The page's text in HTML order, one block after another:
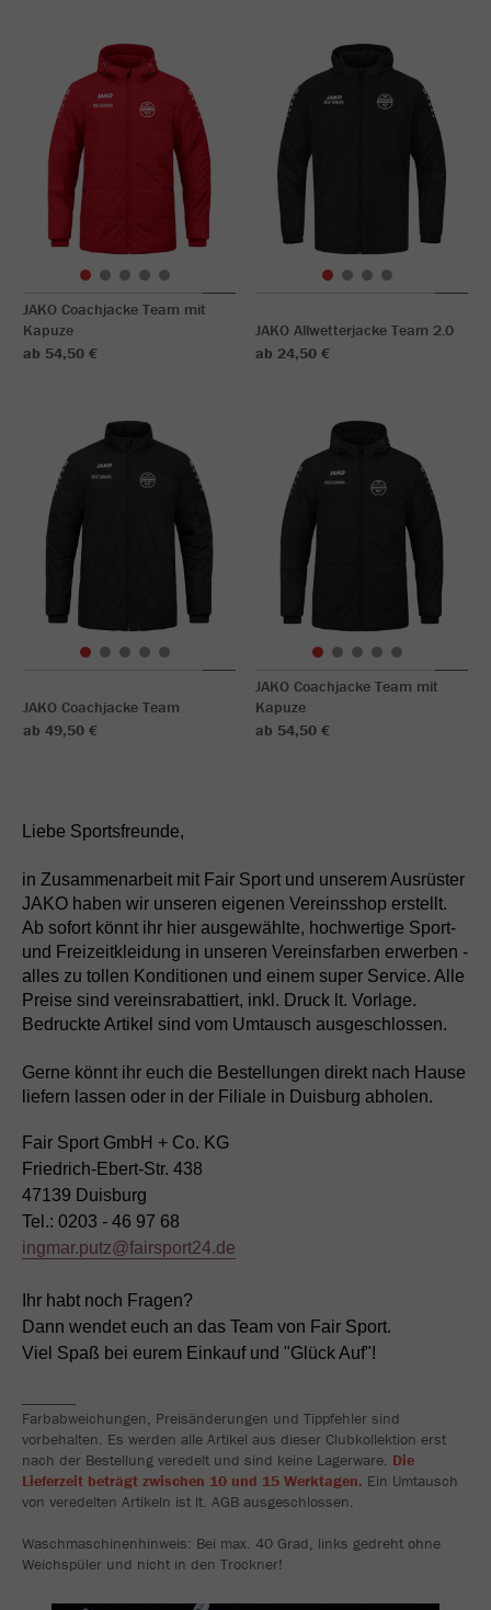
JAKO Coachjacke Team mit
Kapuze
ab 54,50 €
JAKO Allwetterjacke Team 2.0
ab 24,50 €
JAKO Coachjacke Team
ab 49,50 €
JAKO Coachjacke Team mit
Kapuze
ab 54,50 €
Liebe Sportsfreunde,
in Zusammenarbeit mit Fair Sport und unserem Ausrüster
JAKO haben wir unseren eigenen Vereinsshop erstellt.
Ab sofort könnt ihr hier ausgewählte, hochwertige Sport-
und Freizeitkleidung in unseren Vereinsfarben erwerben -
alles zu tollen Konditionen und einem super Service. Alle
Preise sind vereinsrabattiert, inkl. Druck lt. Vorlage.
Bedruckte Artikel sind vom Umtausch ausgeschlossen.
Gerne könnt ihr euch die Bestellungen direkt nach Hause
liefern lassen oder in der Filiale in Duisburg abholen.
Fair Sport GmbH + Co. KG
Friedrich-Ebert-Str. 438
47139 Duisburg
Tel.: 0203 - 46 97 68
ingmar.putz@fairsport24.de
Ihr habt noch Fragen?
Dann wendet euch an das Team von Fair Sport.
Viel Spaß bei eurem Einkauf und "Glück Auf"!
Farbabweichungen, Preisänderungen und Tippfehler sind
vorbehalten. Es werden alle Artikel aus dieser Clubkollektion erst
nach der Bestellung veredelt und sind keine Lagerware. Die
Lieferzeit beträgt zwischen 10 und 15 Werktagen. Ein Umtausch
von veredelten Artikeln ist lt. AGB ausgeschlossen.
Waschmaschinenhinweis: Bei max. 40 Grad, links gedreht ohne
Weichspüler und nicht in den Trockner!